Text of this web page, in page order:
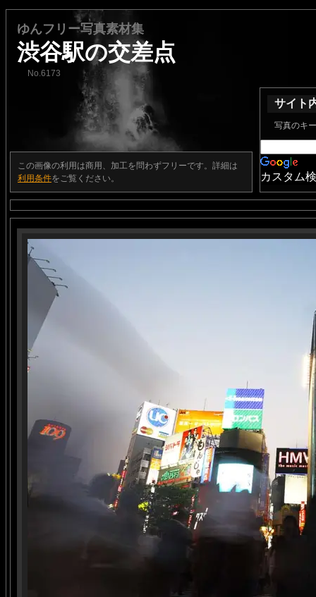
ゆんフリー写真素材集
渋谷駅の交差点
No.6173
この画像の利用は商用、加工を問わずフリーです。詳細は
利用条件をご覧ください。
サイト
写真のキ
カスタム